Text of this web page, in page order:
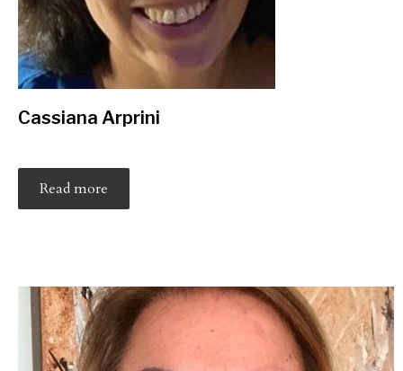
Cassiana Arprini
Read more